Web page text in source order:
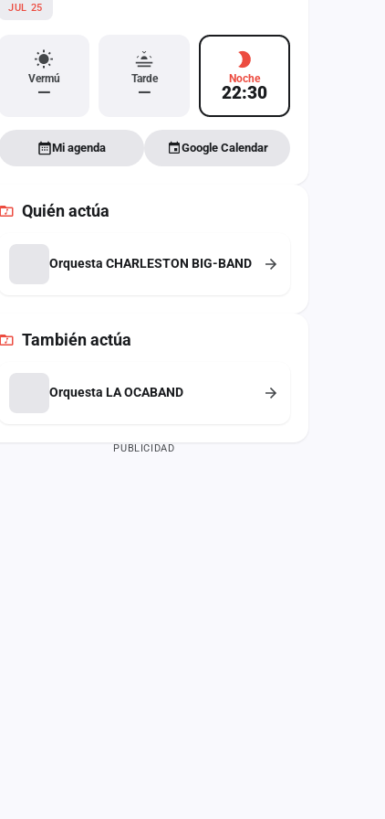
JUL 25
Vermú
—
Tarde
—
Noche
22:30
Mi agenda Google Calendar
Quién actúa
Orquesta CHARLESTON BIG-BAND
Tambiénactúa
Orquesta LA OCABAND
PUBLICIDAD